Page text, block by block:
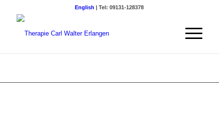
English | Tel: 09131-128378